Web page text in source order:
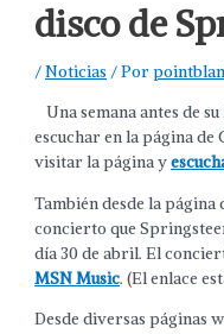
disco de
/Noticias / Por
Una semana antes de
escuchar en la página
visitar la página y
También desde la página
concierto que
día 30 de abril. El
MSN Music. (El enlace
Desde diversas páginas